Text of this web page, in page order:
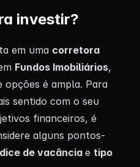
investir?
em uma corretora
Fundos Imobiliários,
opções é ampla. Para
sentido com o seu
financeiros, é
alguns pontos-
de vacância e tipo